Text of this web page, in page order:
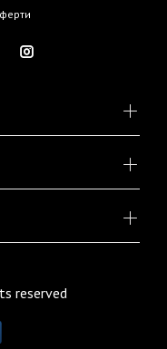
reserved